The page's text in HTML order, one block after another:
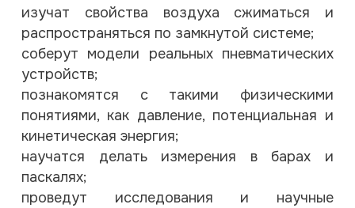
изучат свойства воздуха сжиматься и
распространяться по замкнутой системе;
соберут модели реальных пневматических
устройств;
познакомятся с такими физическими
понятиями, как давление, потенциальная и
кинетическая энергия;
научатся делать измерения в барах и
паскалях;
проведут исследования и научные